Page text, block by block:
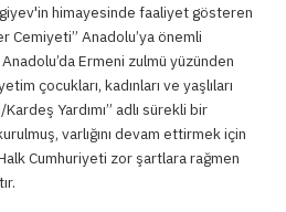
himayesinde faaliyet gösteren
Cemiyeti” Anadolu’ya önemli
Ermeni zulmü yüzünden
çocukları, kadınları ve yaşlıları
Yardımı” adlı sürekli bir
varlığını devam ettirmek için
Cumhuriyeti zor şartlara rağmen